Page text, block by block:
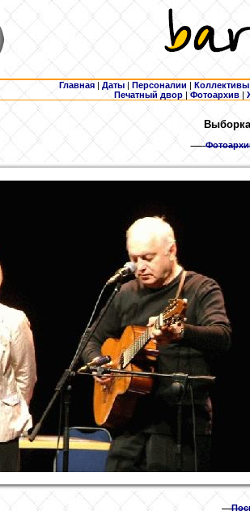
Главная | Даты | Персоналии | Коллективы
Печатный двор |Фотоархив |